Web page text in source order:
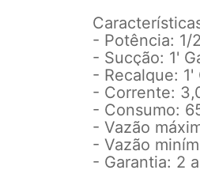
- Potência: 1/
- Sucção: 1'
- Recalque: 1'
- Corrente:
- Consumo:
- Vazão
- Vazão
- Garantia: 2